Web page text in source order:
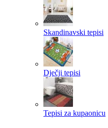
Skandinavski tepisi
Dječji tepisi
Tepisi za kupaonicu